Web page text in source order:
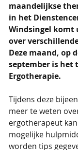
maandelijkse
in het
Windsingel komt
over
Deze maand, op
september is het
Ergotherapie.
Tijdens deze
meer te weten
ergotherapeut
mogelijke
worden tips